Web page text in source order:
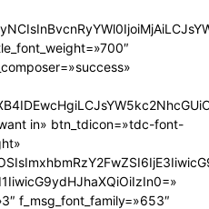
in» btn_tdicon=»tdc-font-
f_msg_font_family=»653″